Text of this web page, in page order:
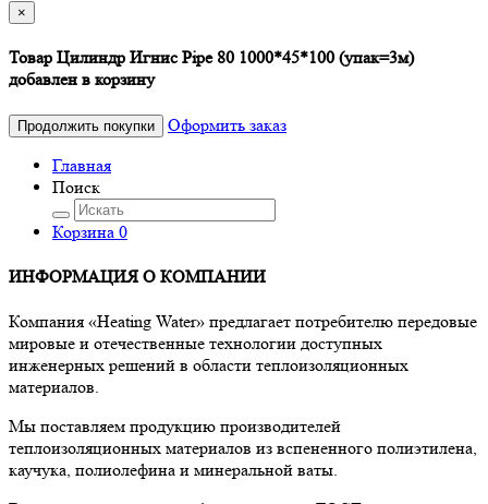
×
Товар Цилиндр Игнис Pipe 80 1000*45*100 (упак=3м)
добавлен в корзину
Продолжить покупки
Оформить заказ
Главная
Поиск
Корзина 0
ИНФОРМАЦИЯ О КОМПАНИИ
Компания «Heating Water» предлагает потребителю передовые
мировые и отечественные технологии доступных
инженерных решений в области теплоизоляционных
материалов.
Мы поставляем продукцию производителей
теплоизоляционных материалов из вспененного полиэтилена,
каучука, полиолефина и минеральной ваты.